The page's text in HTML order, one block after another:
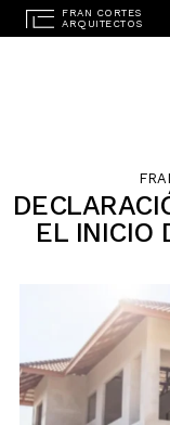
ESTUDIO
PROYECTOS
EL INICIO